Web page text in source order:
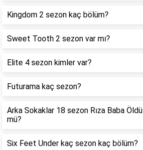
Kingdom 2 sezon kaç bölüm?
Sweet Tooth 2 sezon var mı?
Elite 4 sezon kimler var?
Futurama kaç sezon?
Arka Sokaklar 18 sezon Rıza Baba Öldü
mü?
Six Feet Under kaç sezon kaç bölüm?